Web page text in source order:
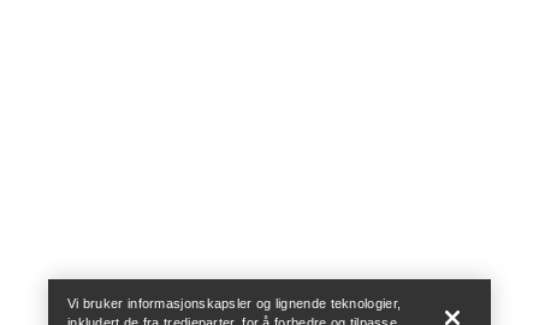
Vi bruker informasjonskapsler og lignende teknologier,